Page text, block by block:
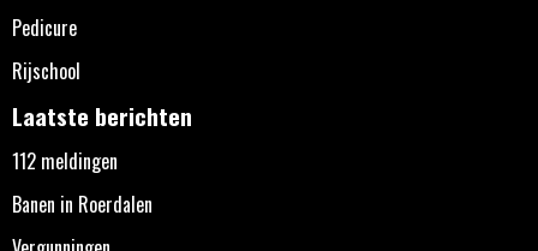
Pedicure
Rijschool
Laatste berichten
112 meldingen
Banen in Roerdalen